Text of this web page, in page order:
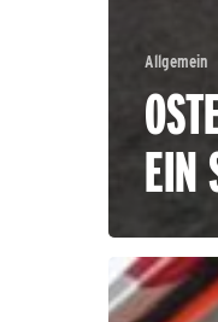
Allgemein
EIN